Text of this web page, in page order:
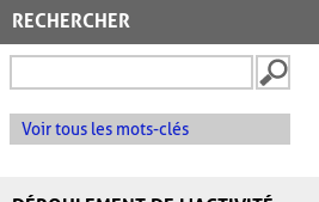
RECHERCHER
Voir tous les mots-clés